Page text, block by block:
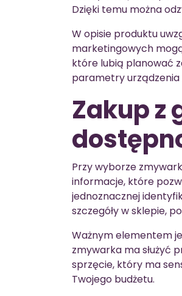
Dzięki temu można
W opisie produktu
marketingowych
które lubią planować
parametry urządzenia
Zakup z
Przy wyborze
informacje, które
jednoznacznej
szczegóły w sklepie,
Ważnym elementem
zmywarka ma służyć
sprzęcie, który ma
Twojego budżetu.